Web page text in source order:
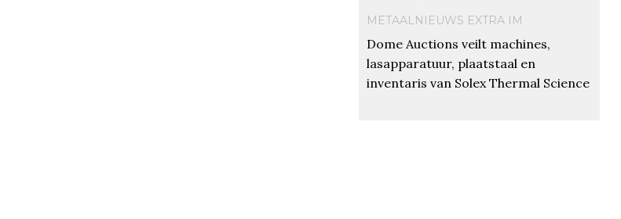
METAALNIEUWS EXTRA IM
Dome Auctions veilt machines,
lasapparatuur, plaatstaal en
inventaris van Solex Thermal Science